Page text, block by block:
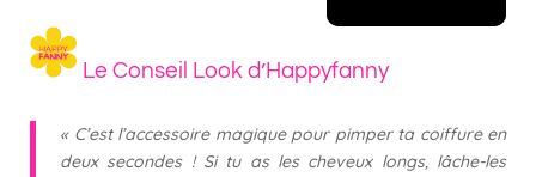
Le Conseil Look d’Happyfanny
« C’est l’accessoire magique pour pimper ta coiffure en
deux secondes ! Si tu as les cheveux longs, lâche-les